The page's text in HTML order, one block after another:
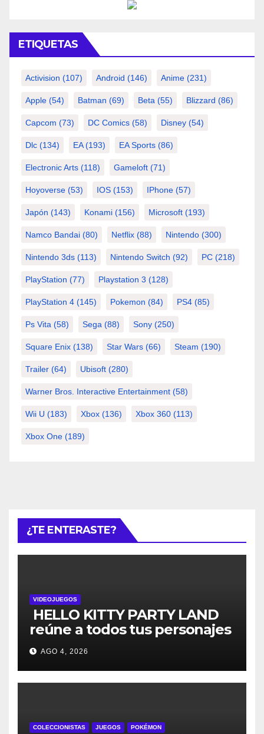
ETIQUETAS
Activision (107) Android (146) Anime (231)
Apple (54) Batman (69) Beta (55) Blizzard (86)
Capcom (73) DC Comics (58) Disney (54)
Dlc (134) EA(193) EA Sports (86)
Electronic Arts (118) Gameloft (71)
Hoyoverse (53) IOS (153) IPhone (57)
Japón (143) Konami (156) Microsoft (193)
Namco Bandai (80) Netflix (88) Nintendo (300)
Nintendo 3ds (113) Nintendo Switch (92) PC (218)
PlayStation (77) Playstation 3 (128)
PlayStation 4 (145) Pokemon (84) PS4 (85)
Ps Vita (58) Sega (88) Sony (250)
Square Enix (138) Star Wars (66) Steam (190)
Trailer (64) Ubisoft (280)
Warner Bros. Interactive Entertainment (58)
Wii U (183) Xbox (136) Xbox 360 (113)
Xbox One (189)
¿TE ENTERASTE?
VIDEOJUEGOS
HELLO KITTY PARTY LAND
reúne a todos tus personajes
favoritos en un solo lugar; ya
están disponibles las
preventas digitales
AGO 4, 2026
COLECCIONISTAS JUEGOS POKÉMON